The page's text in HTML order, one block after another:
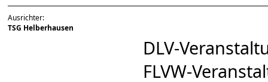
Ausrichter:
TSG Helberhausen
DLV-
FLVW-